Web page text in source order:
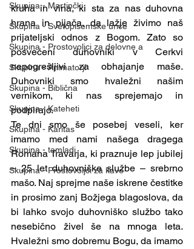
Skupina - Martinčki
Skupina - Svetopisemske urice
Skupina - Prostovoljci za delovne a
Skupina - Animatorji
Skupina - Biblična
Skupina - Kateheti
Skupina - Karitas
Skupina - tamladi
Skupina - Prostovoljci za kavo
kruha in vina, ki sta za nas duhovna
hrana in pijača, da lažje živimo naš
prijateljski odnos z Bogom. Zato so
posvečeni duhovniki v Cerkvi
nepogrešljivi za obhajanje maše.
Duhovniki smo hvaležni našim
vernikom, ki nas sprejemajo in
podpirajo.
Te dni smo še posebej veseli, ker
imamo med nami našega dragega
Romana Travarja, ki praznuje lep jubilej
– 25 let duhovniške službe – srebrno
mašo. Naj sprejme naše iskrene čestitke
in prosimo zanj Božjega blagoslova, da
bi lahko svojo duhovniško službo tako
nesebično živel še na mnoga leta.
Hvaležni smo dobremu Bogu, da imamo